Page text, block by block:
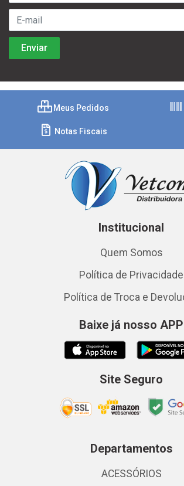
Meus Pedidos
Notas Fiscais
Institucional
Quem Somos
Política de Privacidade
Política de Troca e
Baixe já nosso APP
Site Seguro
Departamentos
ACESSÓRIOS